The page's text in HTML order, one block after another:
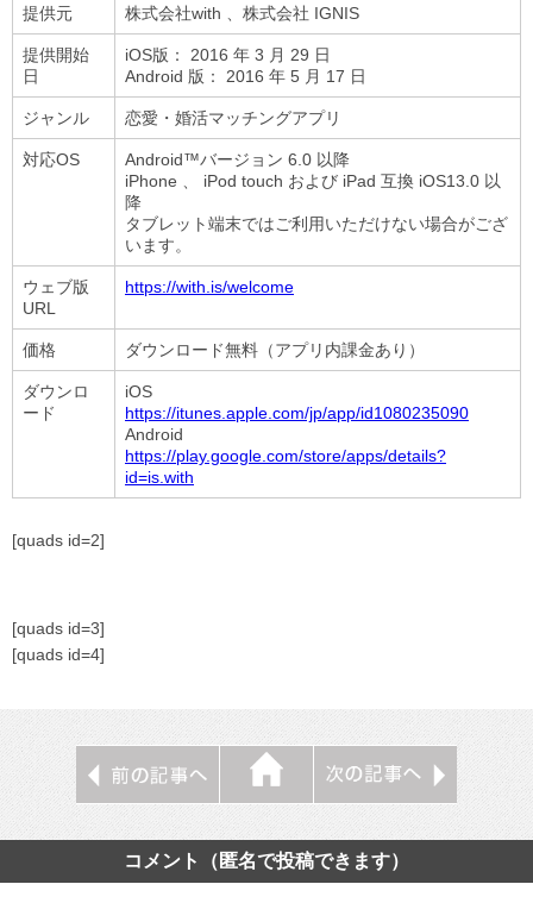
提供元 株式会社with 、株式会社 IGNIS
提供開始
日
iOS版： 2016 年 3 月 29 日
Android 版： 2016 年 5 月 17 日
ジャンル 恋愛・婚活マッチングアプリ
対応OS
Android™バージョン 6.0 以降
iPhone 、 iPod touch および iPad 互換 iOS13.0 以
降
タブレット端末ではご利用いただけない場合がござ
います。
ウェブ版
URL
https://with.is/welcome
価格 ダウンロード無料（アプリ内課金あり）
ダウンロ
ード
iOS
https://itunes.apple.com/jp/app/id1080235090
Android
https://play.google.com/store/apps/details?
id=is.with
[quads id=2]
[quads id=3]
[quads id=4]
コメント（匿名で投稿できます）